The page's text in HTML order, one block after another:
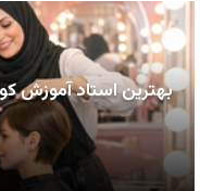
بهترین استاد آموزش